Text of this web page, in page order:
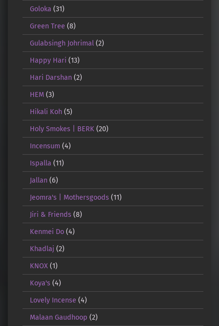
Goloka (31)
Green Tree (8)
Gulabsingh Johrimal(2)
Happy Hari (13)
Hari Darshan(2)
HEM(3)
Hikali Koh(5)
Holy Smokes | BERK(20)
Incensum (4)
Ispalla (11)
Jallan(6)
Jeomra's | Mothersgoods(11)
Jiri & Friends(8)
Kenmei Do(4)
Khadlaj (2)
KNOX(1)
Koya's(4)
Lovely Incense (4)
Malaan Gaudhoop (2)